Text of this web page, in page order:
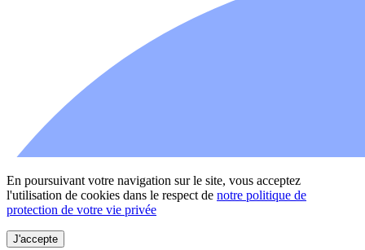
En poursuivant votre navigation sur le site, vous acceptez
l'utilisation de cookies dans le respect de notre politique de
protection de votre vie privée
J'accepte